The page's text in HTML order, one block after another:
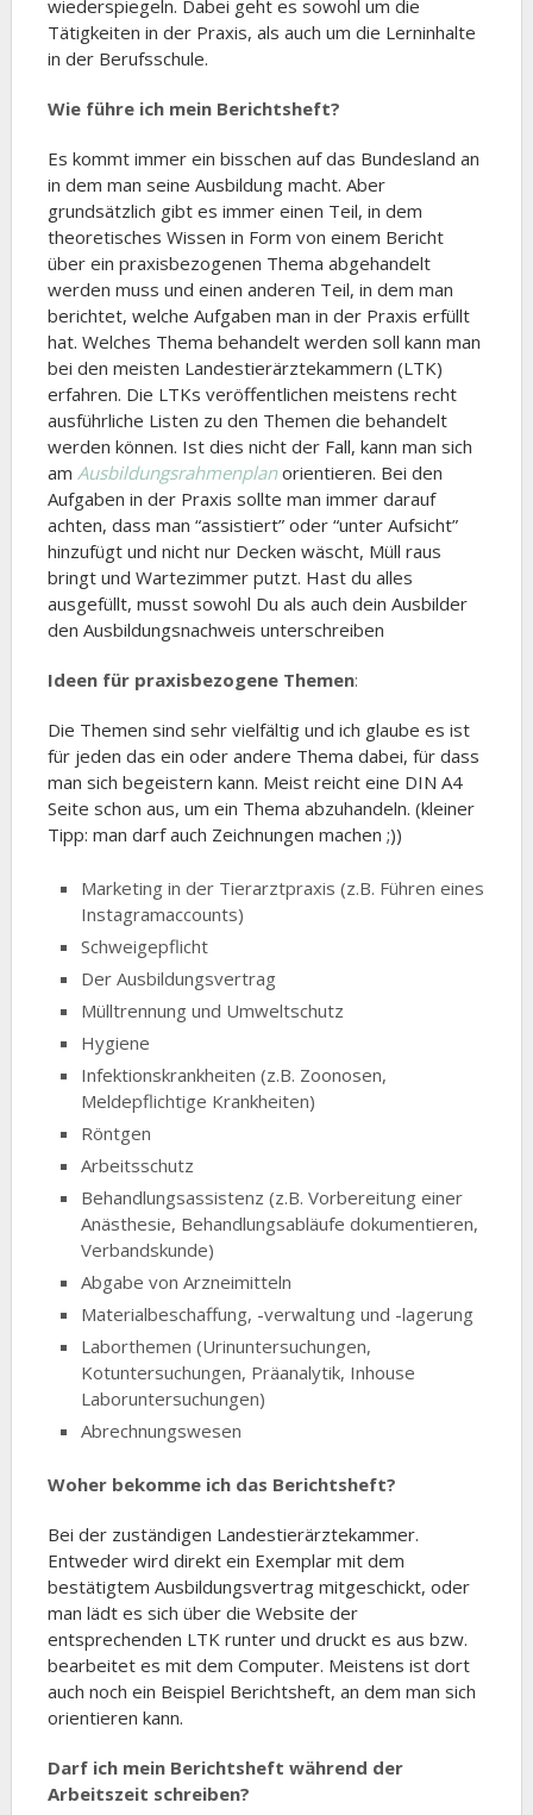
wiederspiegeln. Dabei geht es sowohl um die
Tätigkeiten in der Praxis, als auch um die Lerninhalte
in der Berufsschule.
Wie führe ich mein Berichtsheft?
Es kommt immer ein bisschen auf das Bundesland an
in dem man seine Ausbildung macht. Aber
grundsätzlich gibt es immer einen Teil, in dem
theoretisches Wissen in Form von einem Bericht
über ein praxisbezogenen Thema abgehandelt
werden muss und einen anderen Teil, in dem man
berichtet, welche Aufgaben man in der Praxis erfüllt
hat. Welches Thema behandelt werden soll kann man
bei den meisten Landestierärztekammern (LTK)
erfahren. Die LTKs veröffentlichen meistens recht
ausführliche Listen zu den Themen die behandelt
werden können. Ist dies nicht der Fall, kann man sich
am Ausbildungsrahmenplanorientieren. Bei den
Aufgaben in der Praxis sollte man immer darauf
achten, dass man “assistiert” oder “unter Aufsicht”
hinzufügt und nicht nur Decken wäscht, Müll raus
bringt und Wartezimmer putzt. Hast du alles
ausgefüllt, musst sowohl Du als auch dein Ausbilder
den Ausbildungsnachweis unterschreiben
Ideen für praxisbezogene Themen:
Die Themen sind sehr vielfältig und ich glaube es ist
für jeden das ein oder andere Thema dabei, für dass
man sich begeistern kann. Meist reicht eine DIN A4
Seite schon aus, um ein Thema abzuhandeln. (kleiner
Tipp: man darf auch Zeichnungen machen ;))
Marketing in der Tierarztpraxis (z.B. Führen eines
Instagramaccounts)
Schweigepflicht
Der Ausbildungsvertrag
Mülltrennung und Umweltschutz
Hygiene
Infektionskrankheiten (z.B. Zoonosen,
Meldepflichtige Krankheiten)
Röntgen
Arbeitsschutz
Behandlungsassistenz (z.B. Vorbereitung einer
Anästhesie, Behandlungsabläufe dokumentieren,
Verbandskunde)
Abgabe von Arzneimitteln
Materialbeschaffung, -verwaltung und -lagerung
Laborthemen (Urinuntersuchungen,
Kotuntersuchungen, Präanalytik, Inhouse
Laboruntersuchungen)
Abrechnungswesen
Woher bekomme ich das Berichtsheft?
Bei der zuständigen Landestierärztekammer.
Entweder wird direkt ein Exemplar mit dem
bestätigtem Ausbildungsvertrag mitgeschickt, oder
man lädt es sich über die Website der
entsprechenden LTK runter und druckt es aus bzw.
bearbeitet es mit dem Computer. Meistens ist dort
auch noch ein Beispiel Berichtsheft, an dem man sich
orientieren kann.
Darf ich mein Berichtsheft während der
Arbeitszeit schreiben?